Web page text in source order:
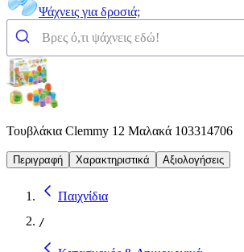
Ψάχνεις για δροσιά;
Τουβλάκια Clemmy 12 Μαλακά 103314706
Περιγραφή Χαρακτηριστικά Αξιολογήσεις
Παιχνίδια
/